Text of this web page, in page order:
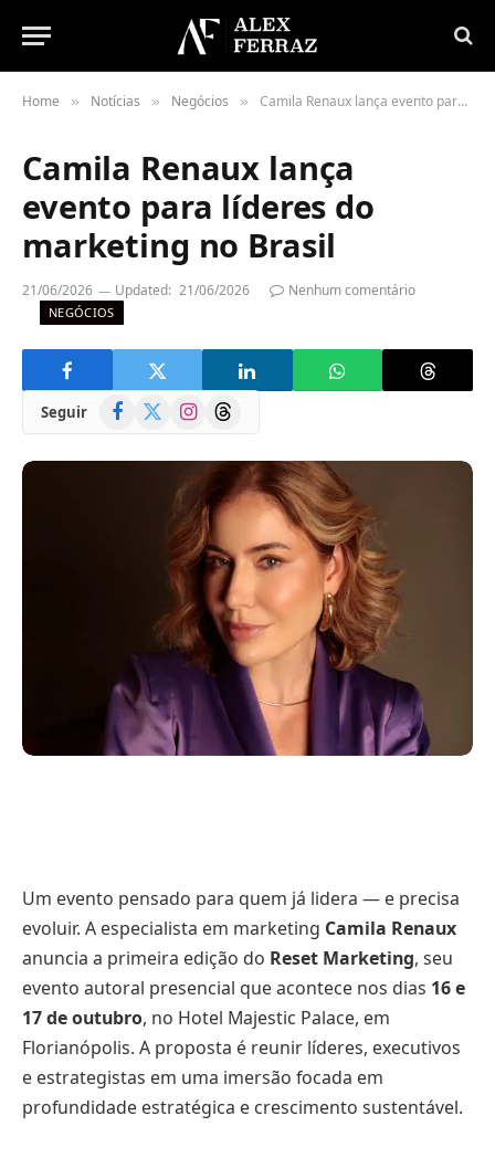
Home » Notícias » Negócios » Camila Renaux lança evento para líderes do marketing no Brasil
Camila Renaux lança
evento para líderes do
marketing no Brasil
21/06/2026 Updated: 21/06/2026 Nenhum comentário
NEGÓCIOS
Seguir Facebook
(Twitter)
InstagramThreads
Um evento pensado para quem já lidera — e precisa
evoluir. A especialista em marketing Camila Renaux
anuncia a primeira edição do Reset Marketing, seu
evento autoral presencial que acontece nos dias 16 e
17 de outubro, no Hotel Majestic Palace, em
Florianópolis. A proposta é reunir líderes, executivos
e estrategistas em uma imersão focada em
profundidade estratégica e crescimento sustentável.